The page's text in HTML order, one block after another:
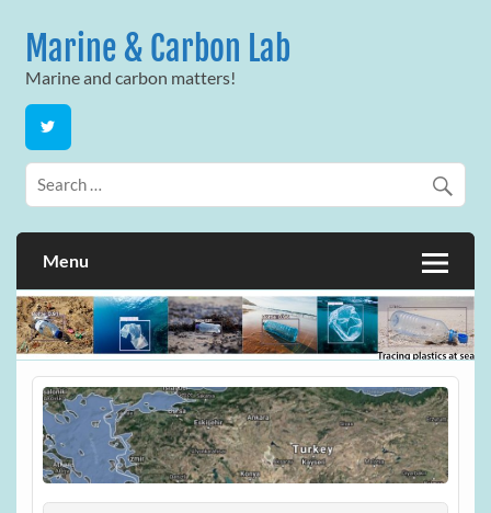
contentMarine & Carbon Lab
Marine and carbon matters!
Menu